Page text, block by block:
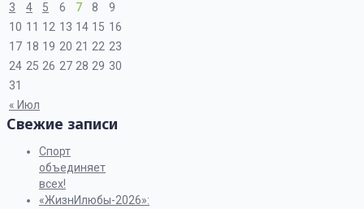
« Июл
3
4 5 6 7 8
9
10 11 12 13 14 15 16
17 18 19 20 21 22 23
24 25 26 27 28 29 30
31
Свежие записи
Спорт
объединяет
всех!
«ЖизнИлюбы-2026»: